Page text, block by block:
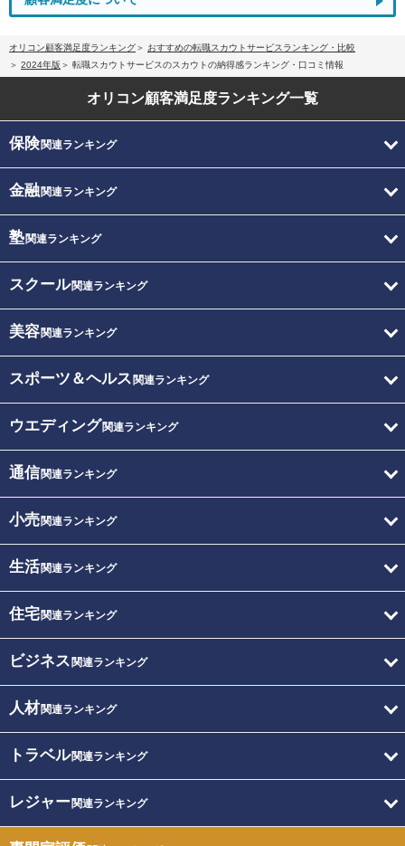
オリコン顧客満足度ランキング
おすすめの転職スカウトサービスランキング・比較
2024年版
転職スカウトサービスのスカウトの納得感ランキング・口コミ情報
オリコン顧客満足度ランキング一覧
保険関連ランキング
金融関連ランキング
塾関連ランキング
スクール関連ランキング
美容関連ランキング
スポーツ＆ヘルス 関連ランキング
ウエディング関連ランキング
通信関連ランキング
小売関連ランキング
生活関連ランキング
住宅関連ランキング
ビジネス 関連ランキング
人材関連ランキング
トラベル関連ランキング
レジャー関連ランキング